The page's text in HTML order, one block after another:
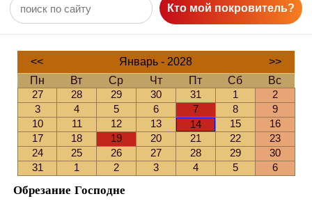
Кто мой покровитель?
<< Январь - 2028
>>
Пн
Вт Ср Чт Пт Сб
Вс
27
28 29 30 31 1
2
3
4 5 6 7 8
9
10
11 12 13 14 15
16
17
18 19 20 21 22
23
24
25 26 27 28 29
30
31
1 2 3 4 5 6
Обрезание Господне